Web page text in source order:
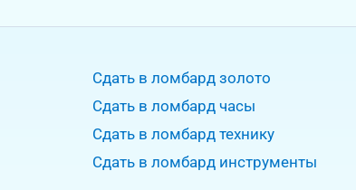
Сдать в ломбард золото
Сдать в ломбард часы
Сдать в ломбард технику
Сдать в ломбард инструменты